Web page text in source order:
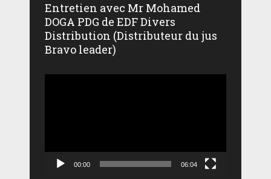
Entretien avec Mr Mohamed
DOGA PDG de EDF Divers
Distribution (Distributeur du jus
Bravo leader)
00:00 06:04